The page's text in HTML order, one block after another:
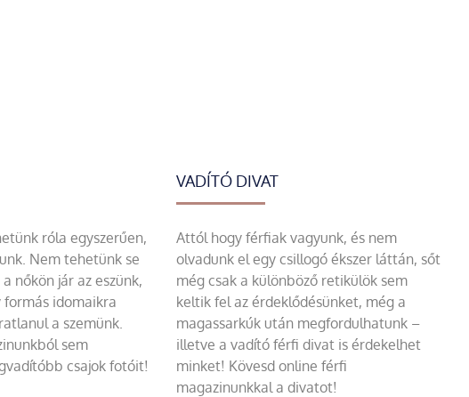
róla egyszerűen,
Nem tehetünk se
nőkön jár az eszünk,
formás idomaikra
a szemünk.
sem
csajok fotóit!
VADÍTÓ DIVAT
Attól hogy férfiak vagyunk, és nem
olvadunk el egy csillogó ékszer láttán, sőt
még csak a különböző retikülök sem
keltik fel az érdeklődésünket, még a
magassarkúk után megfordulhatunk –
illetve a vadító férfi divat is érdekelhet
minket! Kövesd online férfi
magazinunkkal a divatot!